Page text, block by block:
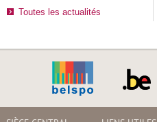
Toutes les actualités